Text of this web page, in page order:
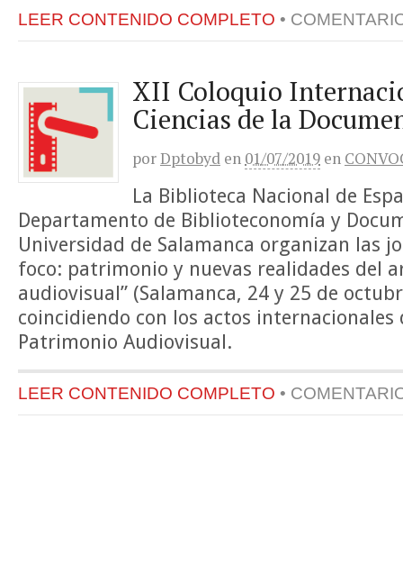
LEER CONTENIDO COMPLETO •
XII Coloquio
Ciencias de la
porDptobyd en 01/07/2019 en
La Biblioteca Nacional de
Departamento de Biblioteconomía y
Universidad de Salamanca organizan las
foco: patrimonio y nuevas realidades del
audiovisual” (Salamanca, 24 y 25 de
coincidiendo con los actos
Patrimonio Audiovisual.
LEER CONTENIDO COMPLETO •